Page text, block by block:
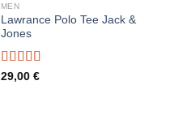
MEN
Lawrance Polo Tee Jack &
Jones
Rated4.50
29,00 €